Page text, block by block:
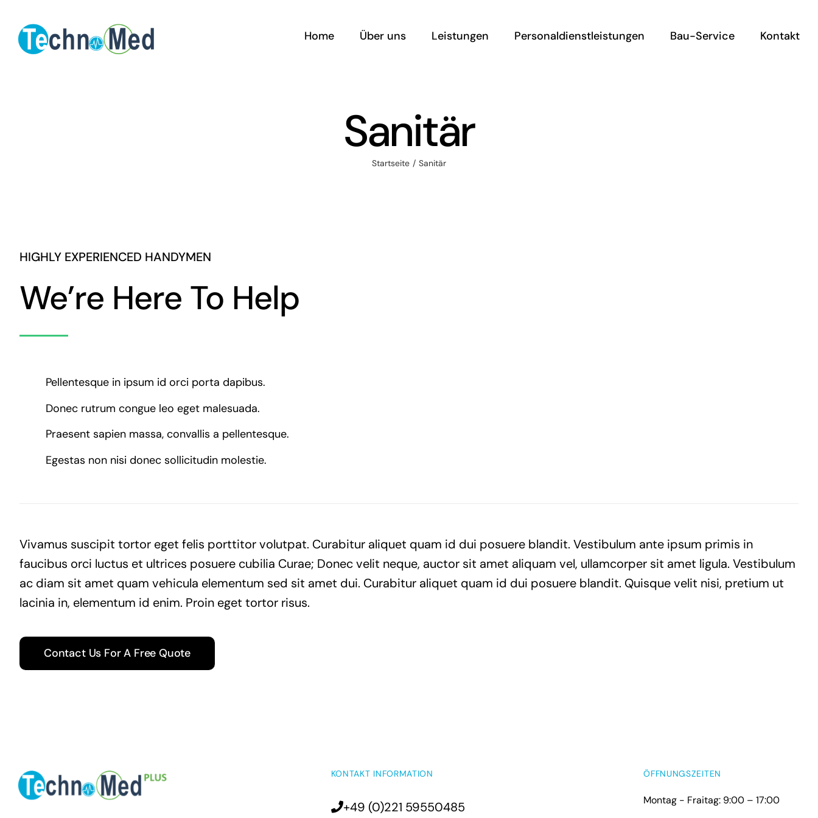
Inhalt
springen
Home Über uns Leistungen Personaldienstleistungen Bau-Service Kontakt
Sanitär
Startseite Sanitär
HIGHLY EXPERIENCED HANDYMEN
We’re Here To Help
Pellentesque in ipsum id orci porta dapibus.
Donec rutrum congue leo eget malesuada.
Praesent sapien massa, convallis a pellentesque.
Egestas non nisi donec sollicitudin molestie.
Vivamus suscipit tortor eget felis porttitor volutpat. Curabitur aliquet quam id dui posuere blandit. Vestibulum ante ipsum primis in
faucibus orci luctus et ultrices posuere cubilia Curae; Donec velit neque, auctor sit amet aliquam vel, ullamcorper sit amet ligula. Vestibulum
ac diam sit amet quam vehicula elementum sed sit amet dui. Curabitur aliquet quam id dui posuere blandit. Quisque velit nisi, pretium ut
lacinia in, elementum id enim. Proin eget tortor risus.
Contact Us For A Free Quote
KONTAKT INFORMATION
+49 (0)221 59550485
ÖFFNUNGSZEITEN
Montag - Fraitag: 9:00 – 17:00